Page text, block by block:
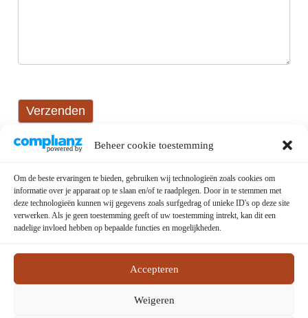
Beheer cookie toestemming
Om de beste ervaringen te bieden, gebruiken wij technologieën zoals cookies om
informatie over je apparaat op te slaan en/of te raadplegen. Door in te stemmen met
deze technologieën kunnen wij gegevens zoals surfgedrag of unieke ID's op deze site
verwerken. Als je geen toestemming geeft of uw toestemming intrekt, kan dit een
nadelige invloed hebben op bepaalde functies en mogelijkheden.
Accepteren
Weigeren
Verzenden